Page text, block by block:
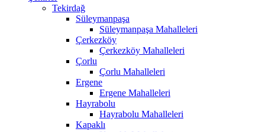
Tekirdağ
Süleymanpaşa
Süleymanpaşa Mahalleleri
Çerkezköy
Çerkezköy Mahalleleri
Çorlu
Çorlu Mahalleleri
Ergene
Ergene Mahalleleri
Hayrabolu
Hayrabolu Mahalleleri
Kapaklı